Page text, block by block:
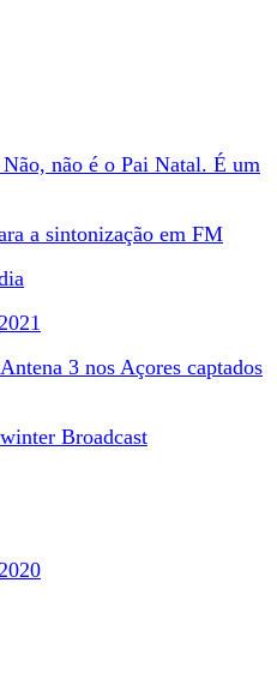
não é o Pai Natal. É um
a sintonização em FM
3 nos Açores captados
Broadcast